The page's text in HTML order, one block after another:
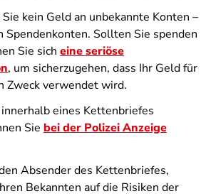
kein Geld an unbekannte Konten –
Spendenkonten. Sollten Sie spenden
Sie sich eine seriöse
, um sicherzugehen, dass Ihr Geld für
Zweck verwendet wird.
eines Kettenbriefes
Sie bei der Polizei Anzeige
Absender des Kettenbriefes,
Bekannten auf die Risiken der